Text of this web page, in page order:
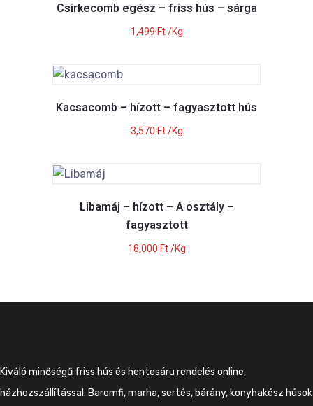
Csirkecomb egész – friss hús – sárga
1,499Ft/Kg
Kacsacomb – hízott – fagyasztott hús
3,570Ft/Kg
Libamáj – hízott – A osztály –
fagyasztott
18,000Ft/Kg
Kiváló minőségű friss hús és hentesáru rendelés online,
házhozszállítással. Baromfi, marha, sertés, bárány, konyhakész húsok